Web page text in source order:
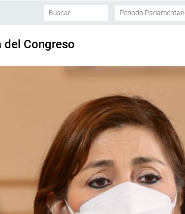
del Congreso